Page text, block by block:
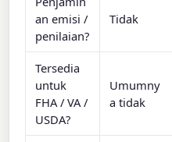
an emisi /
penilaian?
Tidak
Tersedia
untuk
FHA / VA /
USDA?
Umumny
a tidak